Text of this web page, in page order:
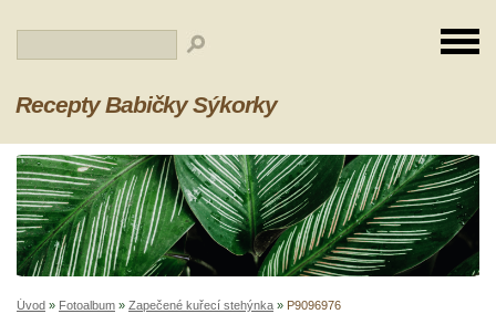
Recepty Babičky Sýkorky
Úvod » Fotoalbum » Zapečené kuřecí stehýnka » P9096976